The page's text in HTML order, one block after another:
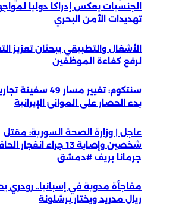
الجنسيات يعكس إدراكا دوليا
تهديدات الأمن البحري
الأشغال والتطبيقي يبحثان تعزيز
لرفع كفاءة الموظفين
سنتكوم: تغيير مسار 49
بدء الحصار على الموانئ الإيرانية
عاجل | وزارة الصحة السورية: مقتل
شخصين وإصابة 13 جراء
جرمانا بريف #دمشق
مفاجأة مدوية في إسبانيا.. رودري
ريال مدريد ويختار برشلونة